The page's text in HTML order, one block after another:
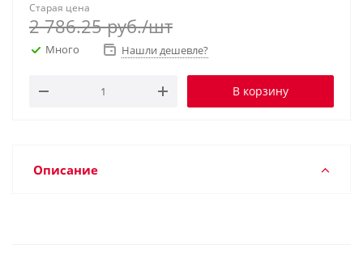
Старая цена
2 786.25руб./шт
Много Нашли дешевле?
В корзину
Описание